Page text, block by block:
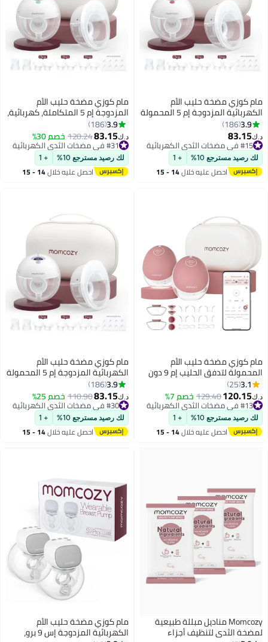
مام كوزي مضخة حليب الأم
الكهربائية المزدوجة إم 5 المحمولة
و9 مستويات، باللون الأحمر.
3.9
186
د.ك‏83.15
#15 في مضخات الثدي الكهربائية
#15 في مضخات الثدي الكهربائية
لك رصيد مسترجع 10% + 1
احصل عليه خلال 14 - 15
مام كوزي مضخة حليب الأم
المزدوجة إم 5 المتكاملة، كهربائية،
دون استخدام اليدين، محمولة، خالية
من الألم، مع 3 أنظمة و9 مستويات.
3.9
186
د.ك‏83.15
120.24خصم 30%
#31 في مضخات الثدي الكهربائية
#31 في مضخات الثدي الكهربائية
لك رصيد مسترجع 10% + 1
احصل عليه خلال 14 - 15
مام كوزي مضخة حليب الأم
المحمولة لتدفق الحليب إم 9 دون
استخدام اليدين مع أنظمة متعددة
و15 مستوى، عبوة من قطعتين،
باللون الوردي.
3.1
25
د.ك‏120.15
129.40خصم 7%
#13 في مضخات الثدي الكهربائية
#13 في مضخات الثدي الكهربائية
لك رصيد مسترجع 10% + 1
احصل عليه خلال 14 - 15
مام كوزي مضخة حليب الأم
الكهربائية المزدوجة إم 5 المحمولة
ودون استخدام اليدين مع 3 أنظمة
و9 مستويات، باللون الأرجواني.
3.9
186
د.ك‏83.15
110.90خصم 25%
#30 في مضخات الثدي الكهربائية
#30 في مضخات الثدي الكهربائية
لك رصيد مسترجع 10% + 1
احصل عليه خلال 14 - 15
Momcozy مناديل مبللة طبيعية
لمضخة الثدي لتنظيف أجزاء
مام كوزي مضخة حليب الأم
الكهربائية المزدوجة إس 9 برو،